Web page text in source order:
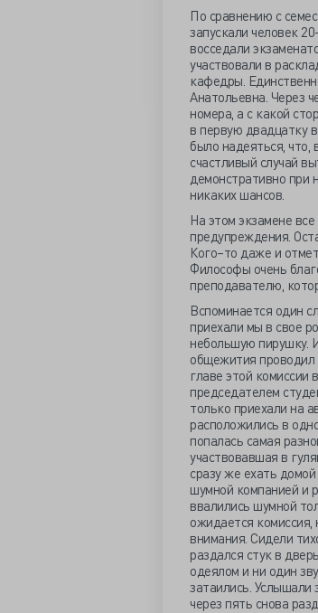
По сравнению с
запускали человек
восседали
участвовали в
кафедры.
Анатольевна. Через
номера, а с какой
в первую двадцатку
было надеяться, что,
счастливый случай
демонстративно при
никаких шансов.
На этом экзамене
предупреждения.
Кого–то даже и
Философы очень
преподавателю,
Вспоминается один
приехали мы в свое
небольшую пирушку.
общежития проводил
главе этой
председателем
только приехали на
расположились в
попалась самая
участвовавшая в
сразу же ехать
шумной компанией и
ввалились шумной
ожидается
внимания. Сидели
раздался стук в
одеялом и ни один
затаились.
через пять снова